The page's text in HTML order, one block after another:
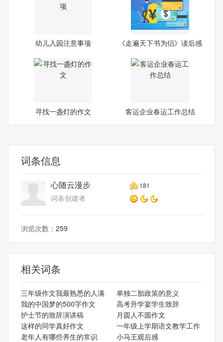
幼儿入园注意事项 《走遍天下书为侣》读后感
寻找一盏灯的作文 客运企业春运工作总结
词条信息
心随云漫步 181
词条创建者
浏览次数： 259
相关词条
三年级作文我最熟悉的人满
单独二胎政策的意义
我的中国梦的500字作文
高考升学宴学生致辞
护士节的致辞演讲稿
月圆人不圆作文
这样的同学真好作文
一年级上学期语文教学工作
老年人有哪些养生的常识
小马王观后感